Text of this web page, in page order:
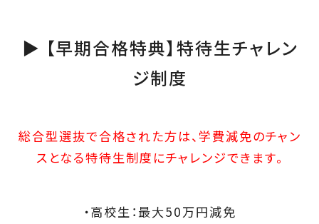
▶ 【早期合格特典】特待生チャレン
ジ制度
総合型選抜で合格された方は、学費減免のチャン
スとなる特待生制度にチャレンジできます。
・高校生：最大50万円減免